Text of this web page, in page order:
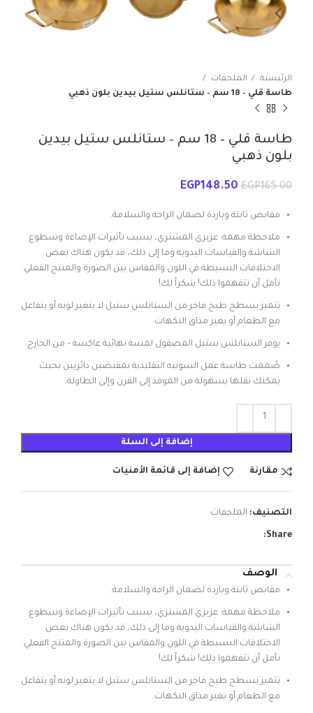
الرئيسية
الملحقات
طاسة قلي – 18 سم – ستانلس ستيل بيدين بلون ذهبي
طاسة قلي – 18 سم – ستانلس ستيل بيدين
بلون ذهبي
EGP165.00
EGP148.50
مقابض ثابتة وباردة لضمان الراحة والسلامة.
ملاحظة مهمة: عزيزي المشتري، بسبب تأثيرات الإضاءة وسطوع
الشاشة والقياسات اليدوية وما إلى ذلك، قد يكون هناك بعض
الاختلافات البسيطة في اللون والمقاس بين الصورة والمنتج الفعلي.
نأمل أن تتفهموا ذلك! شكراً لك!
تتميز بسطح طبخ فاخر من الستانلس ستيل لا يتغير لونه أو يتفاعل
مع الطعام أو يغير مذاق النكهات.
يوفر الستانلس ستيل المصقول لمسة نهائية عاكسة – من الخارج.
صُممت طاسة عمل السوتيه التقليدية بمقبضين دائريين بحيث
يمكنك نقلها بسهولة من الموقد إلى الفرن وإلى الطاولة.
إضافة إلى السلة
مقارنة إضافة إلى قائمة الأمنيات
التصنيف: الملحقات
Share:
الوصف
مقابض ثابتة وباردة لضمان الراحة والسلامة.
ملاحظة مهمة: عزيزي المشتري، بسبب تأثيرات الإضاءة وسطوع
الشاشة والقياسات اليدوية وما إلى ذلك، قد يكون هناك بعض
الاختلافات البسيطة في اللون والمقاس بين الصورة والمنتج الفعلي.
نأمل أن تتفهموا ذلك! شكراً لك!
تتميز بسطح طبخ فاخر من الستانلس ستيل لا يتغير لونه أو يتفاعل
مع الطعام أو يغير مذاق النكهات.